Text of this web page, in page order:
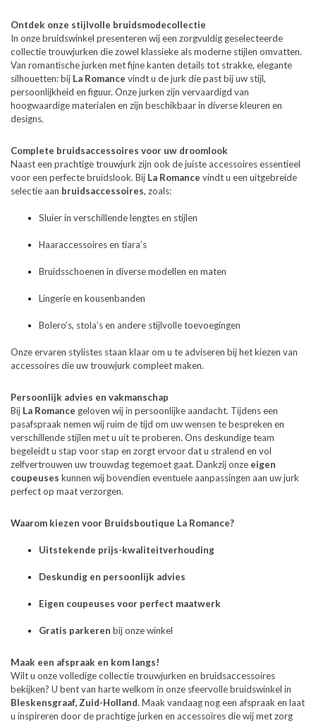
Ontdek onze stijlvolle bruidsmodecollectie
In onze bruidswinkel presenteren wij een zorgvuldig geselecteerde
collectie trouwjurken die zowel klassieke als moderne stijlen omvatten.
Van romantische jurken met fijne kanten details tot strakke, elegante
silhouetten: bij La Romance vindt u de jurk die past bij uw stijl,
persoonlijkheid en figuur. Onze jurken zijn vervaardigd van
hoogwaardige materialen en zijn beschikbaar in diverse kleuren en
designs.
Complete bruidsaccessoires voor uw droomlook
Naast een prachtige trouwjurk zijn ook de juiste accessoires essentieel
voor een perfecte bruidslook. Bij La Romance vindt u een uitgebreide
selectie aan bruidsaccessoires, zoals:
Sluier in verschillende lengtes en stijlen
Haaraccessoires en tiara’s
Bruidsschoenen in diverse modellen en maten
Lingerie en kousenbanden
Bolero’s, stola’s en andere stijlvolle toevoegingen
Onze ervaren stylistes staan klaar om u te adviseren bij het kiezen van
accessoires die uw trouwjurk compleet maken.
Persoonlijk advies en vakmanschap
Bij La Romance geloven wij in persoonlijke aandacht. Tijdens een
pasafspraak nemen wij ruim de tijd om uw wensen te bespreken en
verschillende stijlen met u uit te proberen. Ons deskundige team
begeleidt u stap voor stap en zorgt ervoor dat u stralend en vol
zelfvertrouwen uw trouwdag tegemoet gaat. Dankzij onze eigen
coupeuses kunnen wij bovendien eventuele aanpassingen aan uw jurk
perfect op maat verzorgen.
Waarom kiezen voor Bruidsboutique La Romance?
Uitstekende prijs-kwaliteitverhouding
Deskundig en persoonlijk advies
Eigen coupeuses voor perfect maatwerk
Gratis parkeren bij onze winkel
Maak een afspraak en kom langs!
Wilt u onze volledige collectie trouwjurken en bruidsaccessoires
bekijken? U bent van harte welkom in onze sfeervolle bruidswinkel in
Bleskensgraaf, Zuid-Holland. Maak vandaag nog een afspraak en laat
u inspireren door de prachtige jurken en accessoires die wij met zorg